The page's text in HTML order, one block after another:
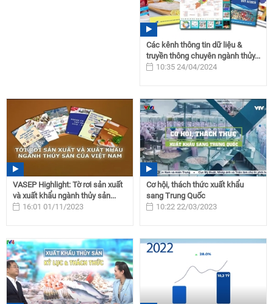
Các kênh thông tin dữ liệu &
truyền thông chuyên ngành thủy...
10:35 24/04/2024
VASEP Highlight: Tờ rơi sản xuất
và xuất khẩu ngành thủy sản...
16:01 01/11/2023
Cơ hội, thách thức xuất khẩu
sang Trung Quốc
10:22 22/03/2023